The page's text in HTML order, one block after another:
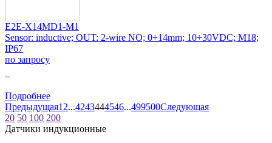
E2E-X14MD1-M1
Sensor: inductive; OUT: 2-wire NO; 0÷14mm; 10÷30VDC; M18;
IP67
по запросу
Подробнее
Предыдущая1 2...4243444546...499500Следующая
20 50 100 200
Датчики индукционные